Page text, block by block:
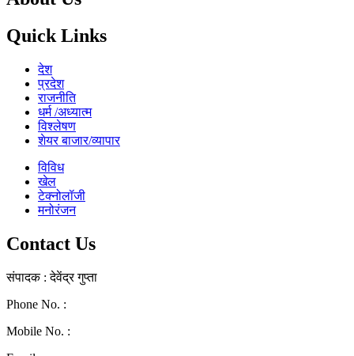
Quick Links
देश
प्रदेश
राजनीति
धर्म /अध्यात्म
विश्लेषण
शेयर बाजार/व्यापार
विविध
खेल
टेक्नोलॉजी
मनोरंजन
Contact Us
संपादक : देवेंद्र गुप्ता
Phone No. :
Mobile No. :